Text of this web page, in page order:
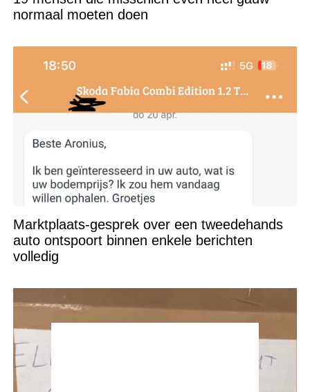
normaal moeten doen
Marktplaats-gesprek over een tweedehands
auto ontspoort binnen enkele berichten
volledig